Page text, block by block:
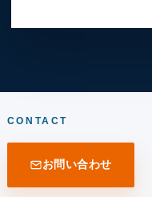
CONTACT
お問い合わせ